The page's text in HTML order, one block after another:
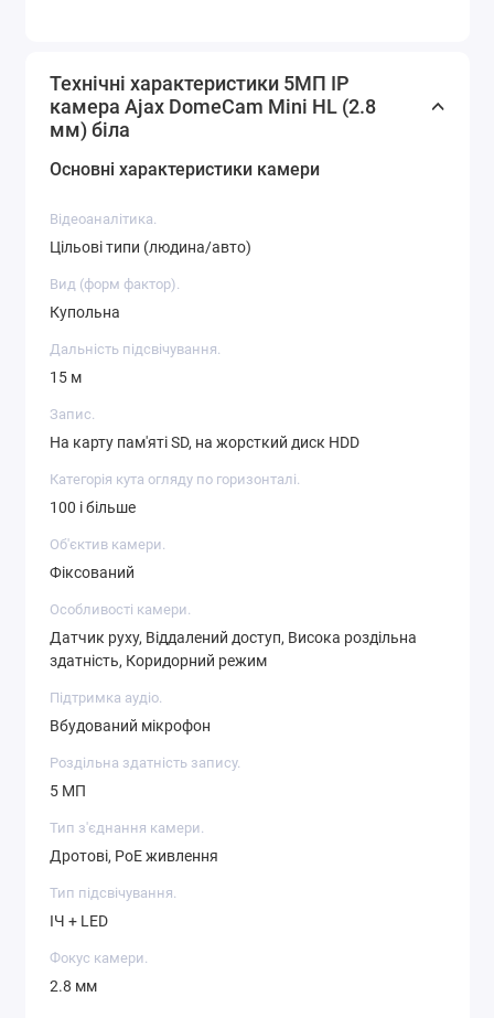
Технічні характеристики 5МП IP
камера Ajax DomeCam Mini HL (2.8
мм) біла
Основні характеристики камери
Відеоаналітика.
Цільові типи (людина/авто)
Вид (форм фактор).
Купольна
Дальність підсвічування.
15 м
Запис.
На карту пам'яті SD, на жорсткий диск HDD
Категорія кута огляду по горизонталі.
100 і більше
Об'єктив камери.
Фіксований
Особливості камери.
Датчик руху, Віддалений доступ, Висока роздільна
здатність, Коридорний режим
Підтримка аудіо.
Вбудований мікрофон
Роздільна здатність запису.
5 МП
Тип з'єднання камери.
Дротові, PoE живлення
Тип підсвічування.
ІЧ + LED
Фокус камери.
2.8 мм